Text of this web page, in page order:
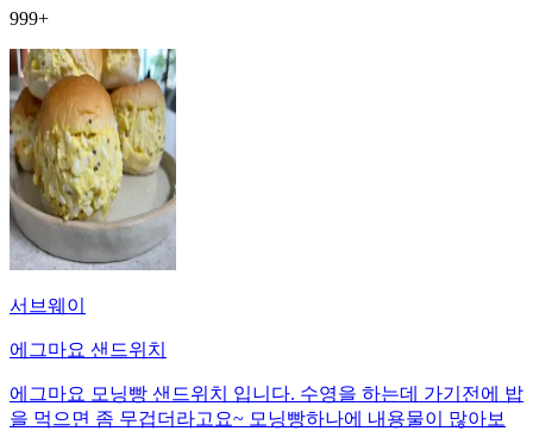
999+
서브웨이
에그마요 샌드위치
에그마요 모닝빵 샌드위치 입니다. 수영을 하는데 가기전에 밥
을 먹으면 좀 무겁더라고요~ 모닝빵하나에 내용물이 많아보